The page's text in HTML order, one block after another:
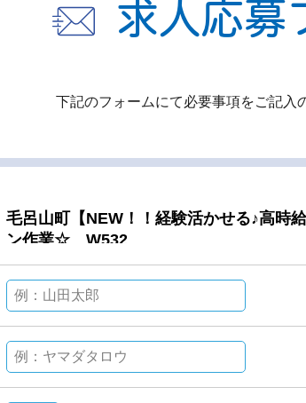
求人応募
下記のフォームにて必要事項をご記入